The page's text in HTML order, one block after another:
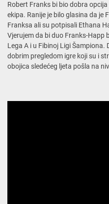
Robert Franks bi bio dobra
ekipa. Ranije je bilo glasina da je
Franksa ali su potpisali Ethana
Vjerujem da bi duo Franks-Happ
Lega A i u Fibinoj Ligi Šampiona.
dobrim pregledom igre koji su i
obojica sledećeg ljeta pošla na